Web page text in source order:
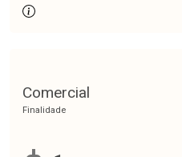
Comercial
Finalidade